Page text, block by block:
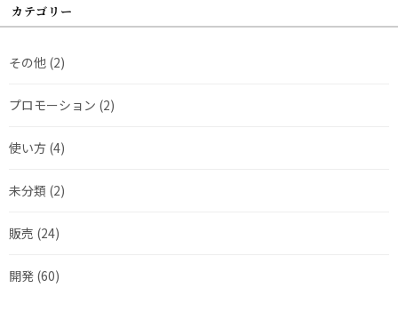
カテゴリー
その他 (2)
プロモーション (2)
使い方 (4)
未分類 (2)
販売 (24)
開発 (60)